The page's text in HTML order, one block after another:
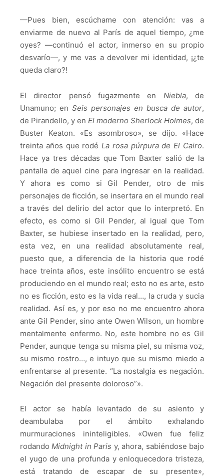
—Pues bien, escúchame con atención: vas a
enviarme de nuevo al París de aquel tiempo, ¿me
oyes? —continuó el actor, inmerso en su propio
desvarío—, y me vas a devolver mi identidad, ¡¿te
queda claro?!
El director pensó fugazmente en Niebla, de
Unamuno; en Seis personajes en busca de autor,
de Pirandello, y en El moderno Sherlock Holmes, de
Buster Keaton. «Es asombroso», se dijo. «Hace
treinta años que rodé La rosa púrpura de El Cairo.
Hace ya tres décadas que Tom Baxter salió de la
pantalla de aquel cine para ingresar en la realidad.
Y ahora es como si Gil Pender, otro de mis
personajes de ficción, se insertara en el mundo real
a través del delirio del actor que lo interpretó. En
efecto, es como si Gil Pender, al igual que Tom
Baxter, se hubiese insertado en la realidad, pero,
esta vez, en una realidad absolutamente real,
puesto que, a diferencia de la historia que rodé
hace treinta años, este insólito encuentro se está
produciendo en el mundo real; esto no es arte, esto
no es ficción, esto es la vida real…, la cruda y sucia
realidad. Así es, y por eso no me encuentro ahora
ante Gil Pender, sino ante Owen Wilson, un hombre
mentalmente enfermo. No, este hombre no es Gil
Pender, aunque tenga su misma piel, su misma voz,
su mismo rostro…, e intuyo que su mismo miedo a
enfrentarse al presente. “La nostalgia es negación.
Negación del presente doloroso”».
El actor se había levantado de su asiento y
deambulaba por el ámbito exhalando
murmuraciones ininteligibles. «Owen fue feliz
rodandoMidnight in Paris y, ahora, sabiéndose bajo
el yugo de una profunda y enloquecedora tristeza,
está tratando de escapar de su presente»,